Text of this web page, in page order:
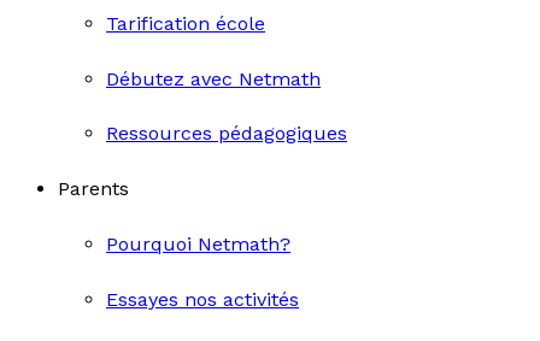
Tarification école
Débutez avec Netmath
Ressources pédagogiques
Parents
Pourquoi Netmath?
Essayes nos activités